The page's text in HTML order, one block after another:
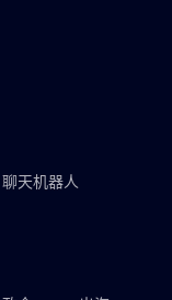
聊天机器人